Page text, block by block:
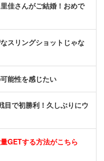
佳さんがご結婚！おめで
スリングショットじゃな
能性を感じたい
目で初勝利！久しぶりにウ
GETする方法がこちら